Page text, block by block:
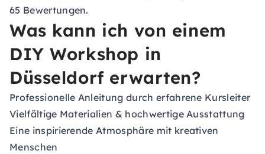
65 Bewertungen.
Was kann ich von einem
DIY Workshop in
Düsseldorf erwarten?
Professionelle Anleitung durch erfahrene Kursleiter
Vielfältige Materialien & hochwertige Ausstattung
Eine inspirierende Atmosphäre mit kreativen
Menschen